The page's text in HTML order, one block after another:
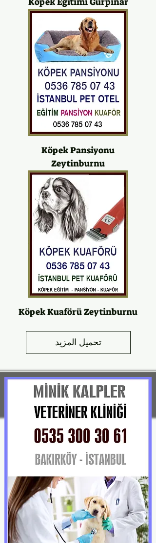
Köpek Pansiyonu
Zeytinburnu
Köpek Kuaförü Zeytinburnu
تحميل المزيد